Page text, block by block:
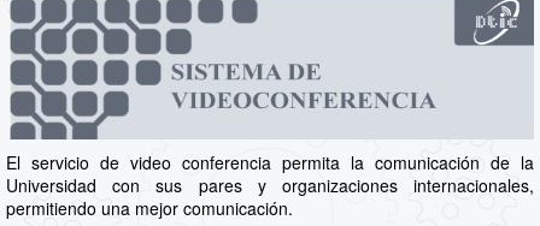
El servicio de video conferencia permita la comunicación de la
Universidad con sus pares y organizaciones internacionales,
permitiendo una mejor comunicación.